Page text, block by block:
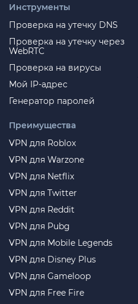
Инструменты
Проверка на утечку DNS
Проверка на утечку через
WebRTC
Проверка на вирусы
Мой IP-адрес
Генератор паролей
Преимущества
VPN для Roblox
VPN для Warzone
VPN для Netflix
VPN для Twitter
VPN для Reddit
VPN для Pubg
VPN для Mobile Legends
VPN для Disney Plus
VPN для Gameloop
VPN для Free Fire